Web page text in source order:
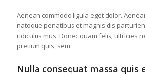
Aenean commodo ligula eget dolor.
natoque penatibus et magnis dis
ridiculus mus. Donec quam felis, ultricies
pretium quis, sem.
Nulla consequat massa quis